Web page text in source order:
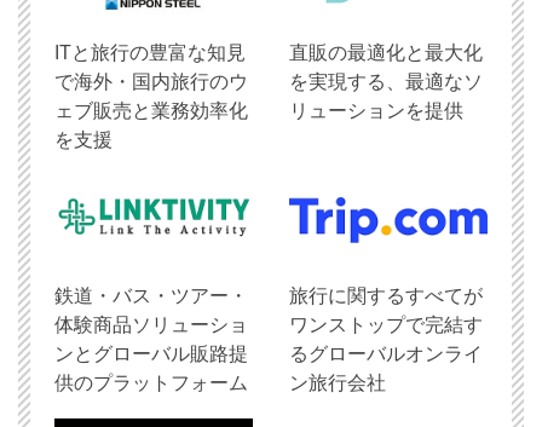
ITと旅行の豊富な知見
で海外・国内旅行のウ
ェブ販売と業務効率化
を支援
直販の最適化と最大化
を実現する、最適なソ
リューションを提供
鉄道・バス・ツアー・
体験商品ソリューショ
ンとグローバル販路提
供のプラットフォーム
旅行に関するすべてが
ワンストップで完結す
るグローバルオンライ
ン旅行会社